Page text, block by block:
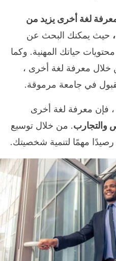
لغة أخرى يزيد من
حيث يمكنك البحث عن
حياتك المهنية. وكما
خلال معرفة لغة أخرى ،
في جامعة مرموقة.
، فإن معرفة لغة أخرى
والتجارب. من خلال توسيع
مهمًا لتنمية شخصيتك.